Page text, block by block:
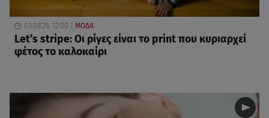
03.08.26, 12:00 ΜΟΔΑ
Let’s stripe: Οι ρίγες είναι το print που κυριαρχεί
φέτος το καλοκαίρι